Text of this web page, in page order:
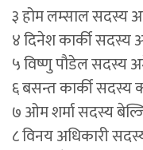
३ होम लम्साल सदस्य
४ दिनेश कार्की सदस्य
५ विष्णु पौडेल सदस्य
६ बसन्त कार्की सदस्य
७ ओम शर्मा सदस्य
८ विनय अधिकारी